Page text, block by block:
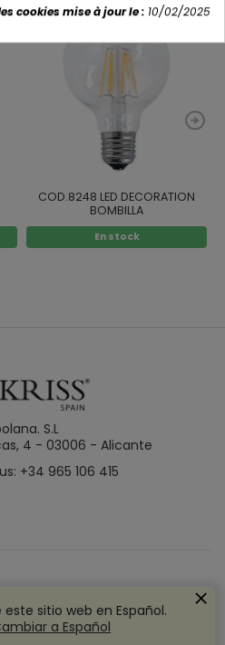
COD.8248 LED DECORATION
BOMBILLA
En stock
S.L
4 - 03006 - Alicante
+34 965 106 415
cookies mise à jour le : 10/02/2025
sitio web en Español.
a Español